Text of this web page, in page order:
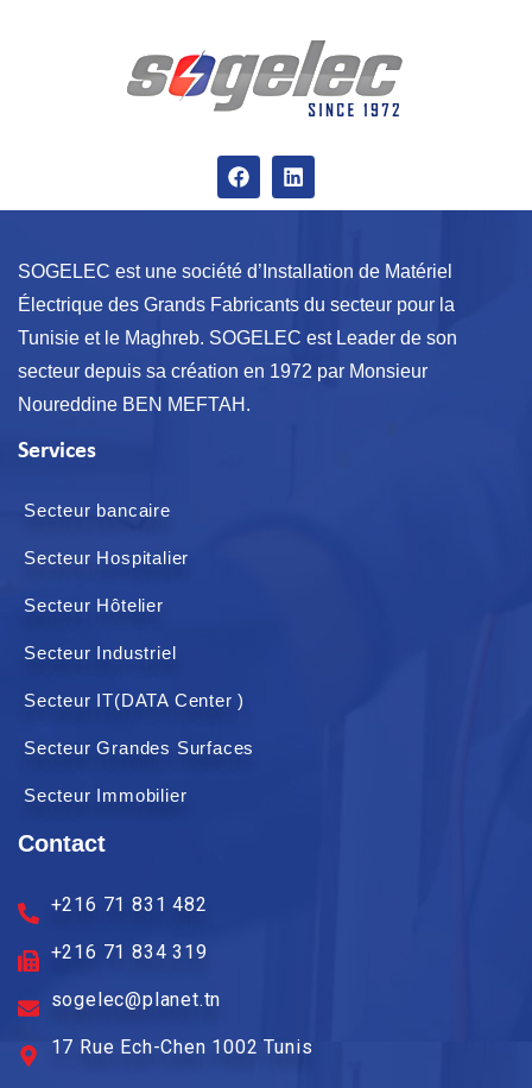
SOGELEC est une société d’Installation de Matériel
Électrique des Grands Fabricants du secteur pour la
Tunisie et le Maghreb. SOGELEC est Leader de son
secteur depuis sa création en 1972 par Monsieur
Noureddine BEN MEFTAH.
Services
Secteur bancaire
Secteur Hospitalier
Secteur Hôtelier
Secteur Industriel
Secteur IT(DATA Center )
Secteur Grandes Surfaces
Secteur Immobilier
Contact
+216 71 831 482
+216 71 834 319
sogelec@planet.tn
17 Rue Ech-Chen 1002 Tunis